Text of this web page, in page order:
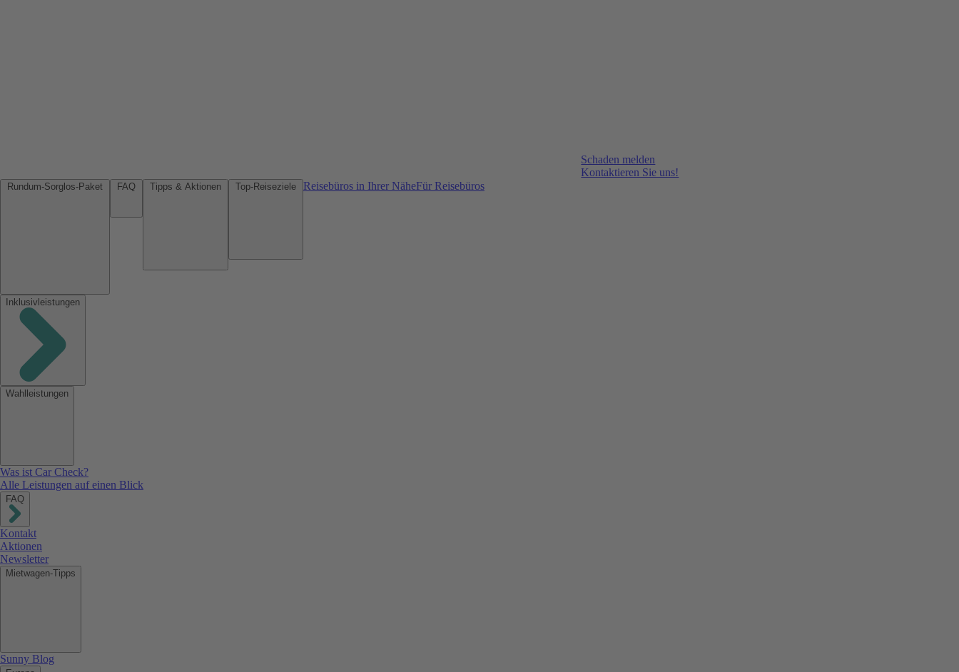
Schaden melden
Kontaktieren Sie uns!
Reisebüros in Ihrer NäheFür Reisebüros
Inklusivleistungen
Wahlleistungen
Was ist Car Check?
Alle Leistungen auf einen Blick
FAQ
Kontakt
Aktionen
Newsletter
Mietwagen-Tipps
Sunny Blog